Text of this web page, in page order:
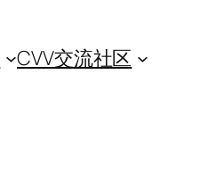
CVV交流社区